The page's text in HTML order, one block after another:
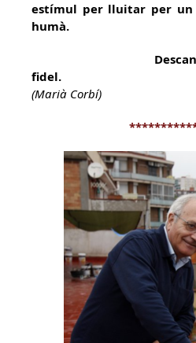
estímul per lluitar per un
humà.
Descansi en
(Marià Corbí)